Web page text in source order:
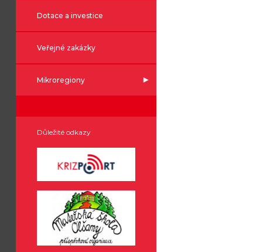
Dotace a investice
Veřejné zakázky
Mikroregiony
Důležité odkazy